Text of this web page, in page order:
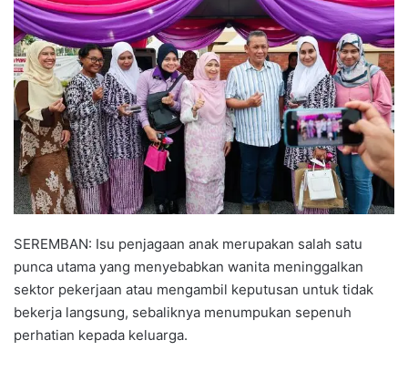
n
d
a
n
e
m
a
i
l
SEREMBAN: Isu penjagaan anak merupakan salah satu
punca utama yang menyebabkan wanita meninggalkan
sektor pekerjaan atau mengambil keputusan untuk tidak
bekerja langsung, sebaliknya menumpukan sepenuh
perhatian kepada keluarga.